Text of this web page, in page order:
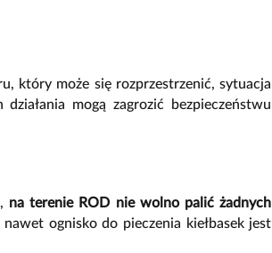
który może się rozprzestrzenić, sytuacja
mogą zagrozić bezpieczeństwu
na terenie ROD nie wolno palić żadnych
nawet ognisko do pieczenia kiełbasek jest